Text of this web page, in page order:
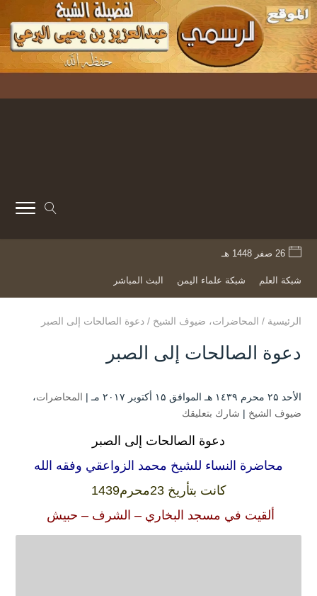
26 صفر 1448 هـ
شبكة العلم شبكة علماء اليمن البث المباشر
الرئيسية / المحاضرات، ضيوف الشيخ / دعوة الصالحات إلى الصبر
دعوة الصالحات إلى الصبر
الأحد ۲۵ محرم ۱٤۳۹ هـ الموافق ۱۵ أكتوبر ۲۰۱۷ مـ | المحاضرات،
ضيوف الشيخ | شارك بتعليقك
دعوة الصالحات إلى الصبر
محاضرة النساء للشيخ محمد الزواعقي وفقه الله
كانت بتأريخ 23محرم1439
ألقيت في مسجد البخاري – الشرف – حبيش